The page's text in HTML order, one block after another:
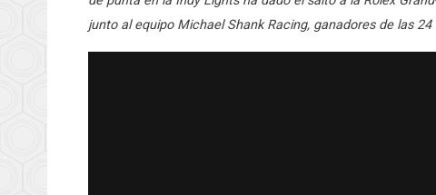
junto al equipo Michael Shank Racing, ganadores de las